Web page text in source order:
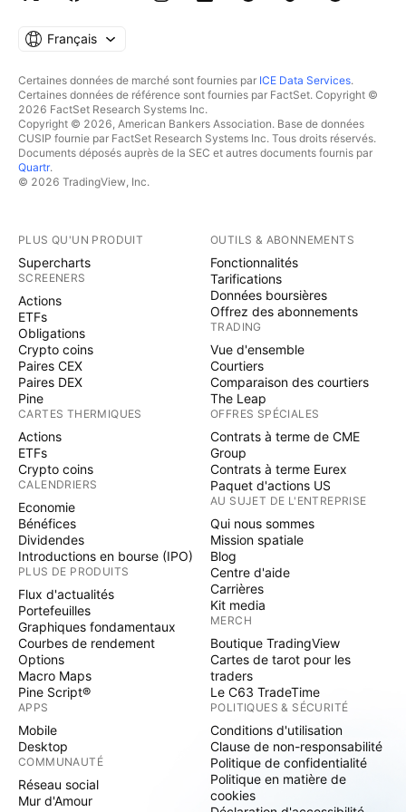
Français
Certaines données de marché sont fournies par ICE Data Services.
Certaines données de référence sont fournies par FactSet. Copyright ©
2026 FactSet Research Systems Inc.
Copyright © 2026, American Bankers Association. Base de données
CUSIP fournie par FactSet Research Systems Inc. Tous droits réservés.
Documents déposés auprès de la SEC et autres documents fournis par
Quartr.
© 2026 TradingView, Inc.
PLUS QU'UN PRODUIT
Supercharts
SCREENERS
Actions
ETFs
Obligations
Crypto coins
Paires CEX
Paires DEX
Pine
CARTES THERMIQUES
Actions
ETFs
Crypto coins
CALENDRIERS
Economie
Bénéfices
Dividendes
Introductions en bourse (IPO)
PLUS DE PRODUITS
Flux d'actualités
Portefeuilles
Graphiques fondamentaux
Courbes de rendement
Options
Macro Maps
Pine Script®
APPS
Mobile
Desktop
COMMUNAUTÉ
Réseau social
Mur d'Amour
OUTILS & ABONNEMENTS
Fonctionnalités
Tarifications
Données boursières
Offrez des abonnements
TRADING
Vue d'ensemble
Courtiers
Comparaison des courtiers
The Leap
OFFRES SPÉCIALES
Contrats à terme de CME
Group
Contrats à terme Eurex
Paquet d'actions US
AU SUJET DE L'ENTREPRISE
Qui nous sommes
Mission spatiale
Blog
Centre d'aide
Carrières
Kit media
MERCH
Boutique TradingView
Cartes de tarot pour les
traders
Le C63 TradeTime
POLITIQUES & SÉCURITÉ
Conditions d'utilisation
Clause de non-responsabilité
Politique de confidentialité
Politique en matière de
cookies